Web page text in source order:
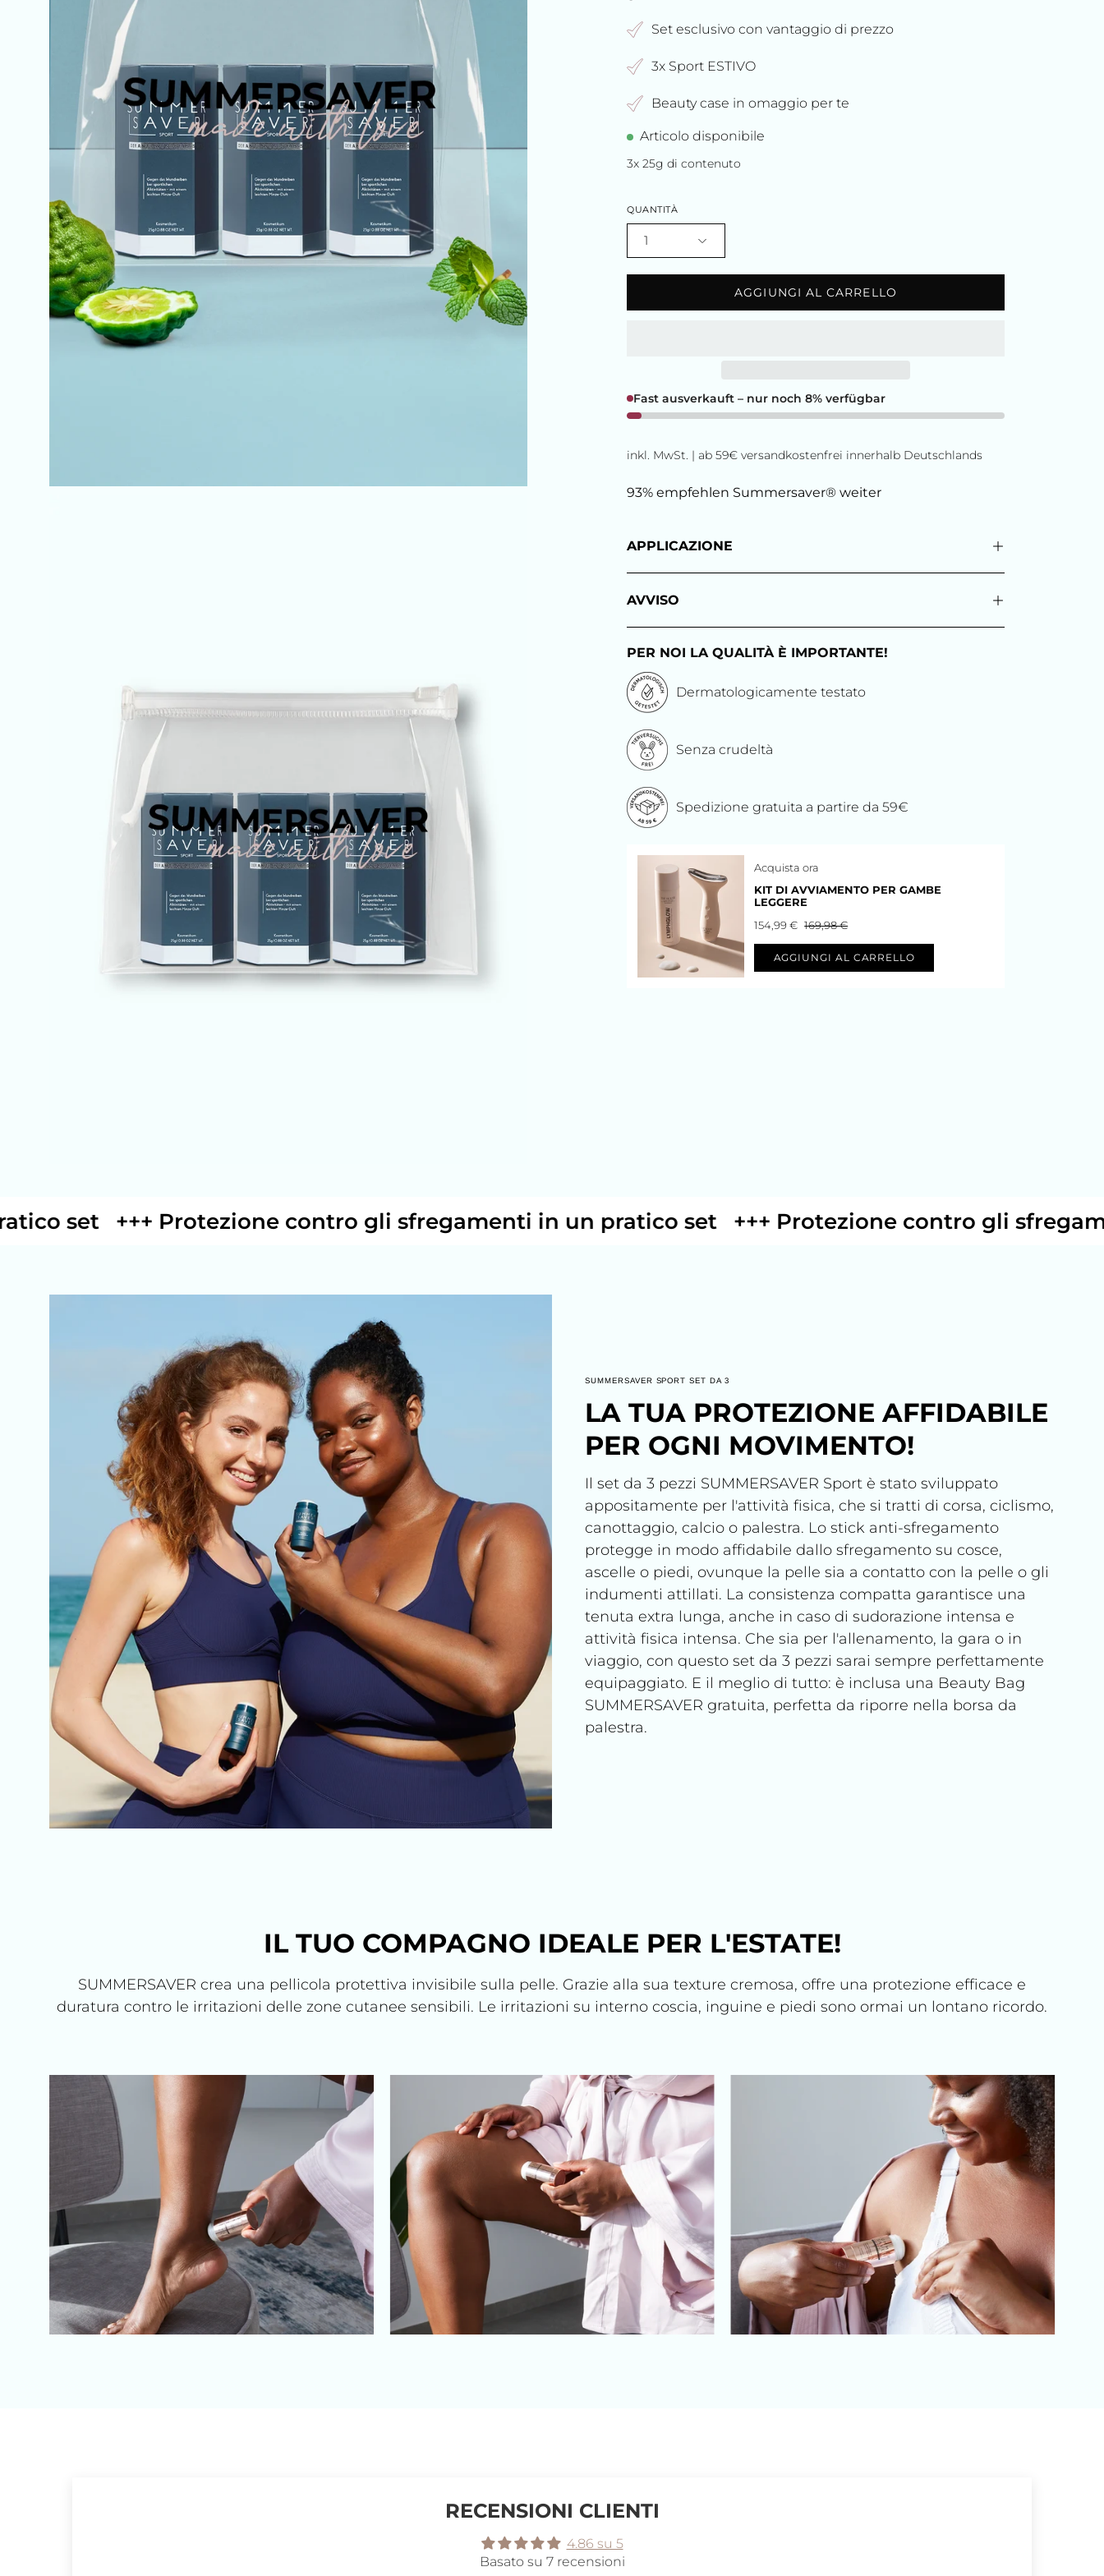
Set esclusivo con vantaggio di prezzo
3x Sport ESTIVO
Beauty case in omaggio per te
Articolo disponibile
3x 25g di contenuto
QUANTITÀ
1
AGGIUNGI AL CARRELLO
Fast ausverkauft – nur noch 8% verfügbar
inkl. MwSt. | ab 59€ versandkostenfrei innerhalb Deutschlands
93% empfehlen Summersaver® weiter
APPLICAZIONE
AVVISO
PER NOI LA QUALITÀ È IMPORTANTE!
Dermatologicamente testato
Senza crudeltà
Spedizione gratuita a partire da 59€
Acquista ora
KIT DI AVVIAMENTO PER GAMBE
LEGGERE
154,99 € 169,98 €
AGGIUNGI AL CARRELLO
set +++ Protezione contro gli sfregamenti in un pratico set +++ Protezione contro gli
SUMMERSAVER SPORT SET DA 3
LA TUA PROTEZIONE AFFIDABILE
PER OGNI MOVIMENTO!
Il set da 3 pezzi SUMMERSAVER Sport è stato sviluppato
appositamente per l'attività fisica, che si tratti di corsa, ciclismo,
canottaggio, calcio o palestra. Lo stick anti-sfregamento
protegge in modo affidabile dallo sfregamento su cosce,
ascelle o piedi, ovunque la pelle sia a contatto con la pelle o gli
indumenti attillati. La consistenza compatta garantisce una
tenuta extra lunga, anche in caso di sudorazione intensa e
attività fisica intensa. Che sia per l'allenamento, la gara o in
viaggio, con questo set da 3 pezzi sarai sempre perfettamente
equipaggiato. E il meglio di tutto: è inclusa una Beauty Bag
SUMMERSAVER gratuita, perfetta da riporre nella borsa da
palestra.
IL TUO COMPAGNO IDEALE PER L'ESTATE!
SUMMERSAVER crea una pellicola protettiva invisibile sulla pelle. Grazie alla sua texture cremosa, offre una protezione efficace e
duratura contro le irritazioni delle zone cutanee sensibili. Le irritazioni su interno coscia, inguine e piedi sono ormai un lontano ricordo.
RECENSIONI CLIENTI
4.86 su 5
Basato su 7 recensioni